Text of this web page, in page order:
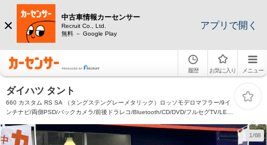
中古車情報カーセンサー
Recruit Co., Ltd.
無料 － Google Play
アプリで開く
履歴 お気に入り メニュー
ダイハツ タント
660 カスタム RS SA （タングステングレーメタリック）ロッソモデロマフラー/9イ
ンチナビ/両側PSD/バックカメラ/前後ドラレコ/Bluetooth/CD/DVD/フルセグTV/LED
ライト/オートエアコン/
1/68